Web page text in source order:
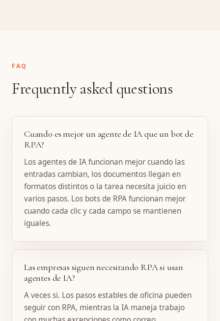
FAQ
Frequently asked questions
Cuando es mejor un agente de IA que un bot de
RPA?
Los agentes de IA funcionan mejor cuando las
entradas cambian, los documentos llegan en
formatos distintos o la tarea necesita juicio en
varios pasos. Los bots de RPA funcionan mejor
cuando cada clic y cada campo se mantienen
iguales.
Las empresas siguen necesitando RPA si usan
agentes de IA?
A veces si. Los pasos estables de oficina pueden
seguir con RPA, mientras la IA maneja trabajo